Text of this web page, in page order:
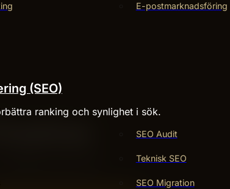
E-postmarknadsföring
(SEO)
ranking och synlighet i sök.
SEO Audit
Teknisk SEO
SEO Migration